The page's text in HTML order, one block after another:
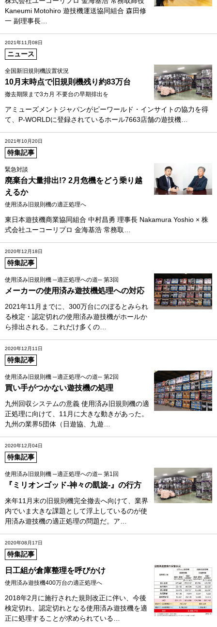
Kaneumi Motohiro 遊技機運送協同組合 森田修
一 副理事長…
2021年11月08日
ニュース
全国新旧規則機設置状況
10月末時点で旧規則機残り約83万台
撤去期限まで3カ月 不要台の早期排出を
アミューズメントジャパンがピーワールド・インサイトの協力を得
て、P-WORLDに登録されているホール7663店舗の遊技機…
2021年10月20日
特集記事
緊急対談
廃棄台大量排出!? 2月危機をどう乗り越
えるか
使用済み旧規則機の適正処理へ
東日本遊技機商業協同組合 中村昌勇 理事長 Nakamura Yoshio × 株
式会社ユーコーリプロ 金海基浩 常務取…
2020年12月18日
特集記事
使用済み旧規則機 ─適正処理への道─ 第3回
メーカーの使用済み遊技機処理への対応
2021年11月までに、300万台にのぼるとみられ
る検定・認定切れの使用済み遊技機がホールか
ら排出される。これだけ多くの…
2020年12月11日
特集記事
使用済み旧規則機 ─適正処理への道─ 第2回
買い手がつかない遊技機の処理
九州回収システムの意義 使用済み旧規則機の適
正処理に向けて、11月に大きな動きがあった。
九州の業界5団体（日遊協、九遊…
2020年12月04日
特集記事
使用済み旧規則機 ─適正処理への道─ 第1回
『ミリオンゴッド-神々の凱旋-』の行方
来年11月末の旧規則機完全撤去へ向けて、業界
内でいま大きな課題として浮上しているのが使
用済み遊技機の適正処理の問題だ。ア…
2020年08月17日
特集記事
日工組が倉庫整理を呼びかけ
使用済み遊技機400万台の適正処理へ
2018年2月に施行された規則改正に伴い、今後
検定切れ、認定切れとなる使用済み遊技機を適
正に処理することが求められている…